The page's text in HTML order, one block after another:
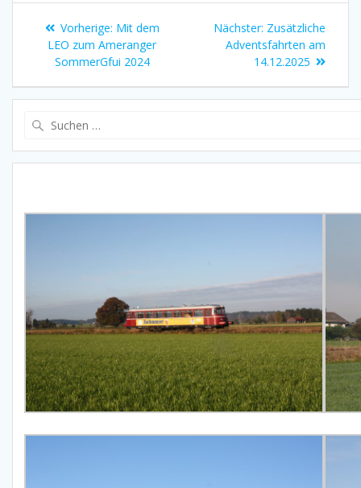
Beitragsnavigation
Vorherige: Vorheriger
Beitrag:
Mit dem
LEO zum Ameranger
SommerGfui 2024
Nächster: Nächster
Beitrag:
Zusätzliche
Adventsfahrten am
14.12.2025